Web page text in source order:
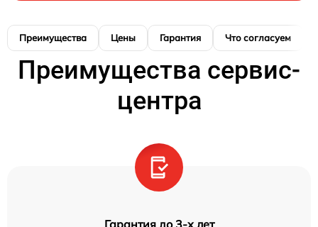
Преимущества Цены Гарантия Что согласуем
Преимущества сервис-
центра
Гарантия до 3-х лет